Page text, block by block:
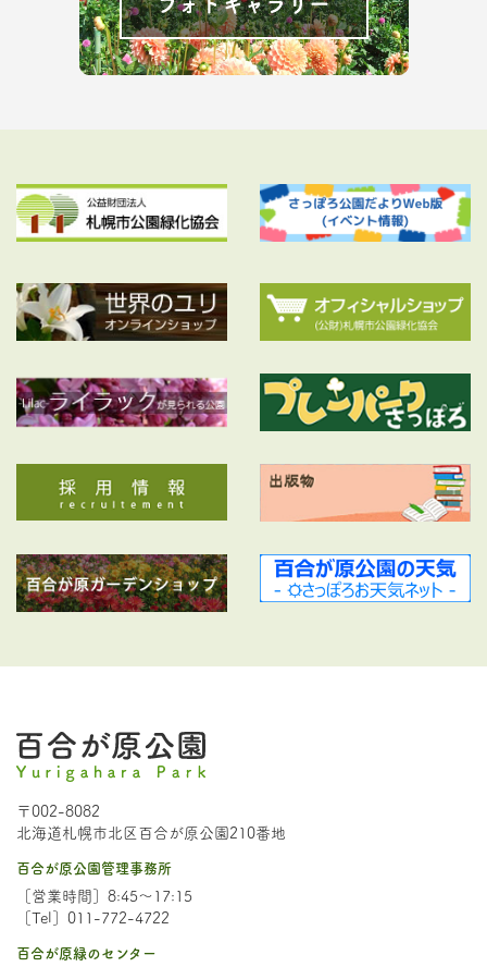
〒002-8082
北海道札幌市北区百合が原公園210番地
百合が原公園管理事務所
［営業時間］8:45～17:15
［Tel］011-772-4722
百合が原緑のセンター